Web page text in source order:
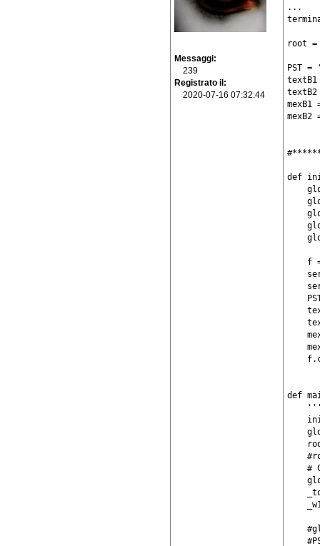
Messaggi
239
Registrato il
2020-07-16 07:32:44
...
root =
PST
def
f
def
#